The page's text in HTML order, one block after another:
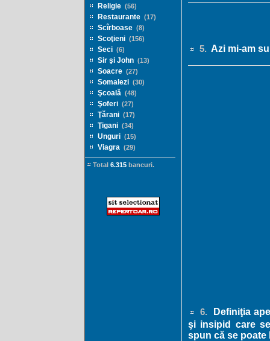
Religie (56)
Restaurante (17)
Scîrboase (8)
Scoţieni (156)
Seci (6)
Sir şi John (13)
Soacre (27)
Somalezi (30)
Şcoală (48)
Şoferi (27)
Ţărani (17)
Ţigani (34)
Unguri (15)
Viagra (29)
Total 6.315 bancuri.
5. Azi mi-am
6.
Definiţia
şi insipid care
spun că se poate